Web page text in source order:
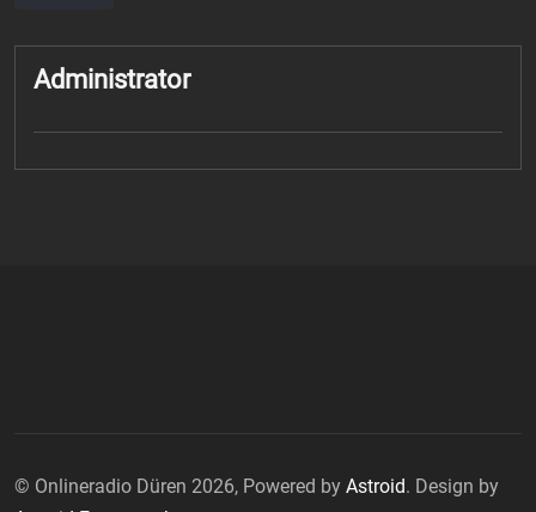
Administrator
© Onlineradio Düren 2026, Powered by Astroid. Design by